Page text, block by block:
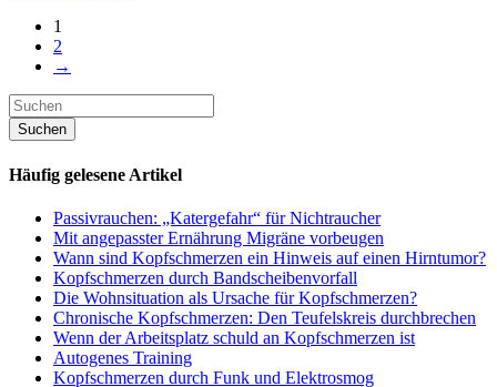
1
2
→
Häufig gelesene Artikel
Passivrauchen: „Katergefahr“ für Nichtraucher
Mit angepasster Ernährung Migräne vorbeugen
Wann sind Kopfschmerzen ein Hinweis auf einen Hirntumor?
Kopfschmerzen durch Bandscheibenvorfall
Die Wohnsituation als Ursache für Kopfschmerzen?
Chronische Kopfschmerzen: Den Teufelskreis durchbrechen
Wenn der Arbeitsplatz schuld an Kopfschmerzen ist
Autogenes Training
Kopfschmerzen durch Funk und Elektrosmog